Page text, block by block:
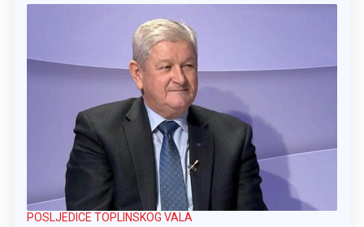
POSLJEDICE TOPLINSKOG VALA